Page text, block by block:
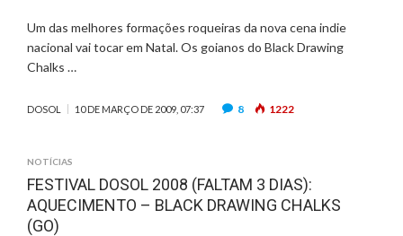
Um das melhores formações roqueiras da nova cena indie
nacional vai tocar em Natal. Os goianos do Black Drawing
Chalks …
DOSOL 10 DE MARÇO DE 2009, 07:37 8 1222
NOTÍCIAS
FESTIVAL DOSOL 2008 (FALTAM 3 DIAS):
AQUECIMENTO – BLACK DRAWING CHALKS
(GO)